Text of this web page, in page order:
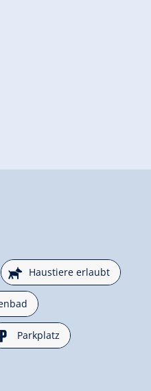
🔮Haustiere erlaubt
Parkplatz